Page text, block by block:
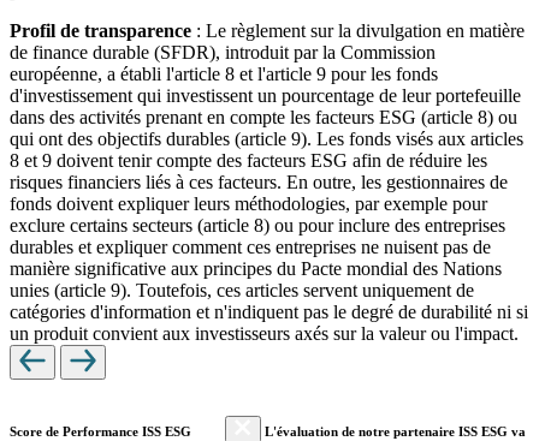
Profil de transparence : Le règlement sur la divulgation en matière
de finance durable (SFDR), introduit par la Commission
européenne, a établi l'article 8 et l'article 9 pour les fonds
d'investissement qui investissent un pourcentage de leur portefeuille
dans des activités prenant en compte les facteurs ESG (article 8) ou
qui ont des objectifs durables (article 9). Les fonds visés aux articles
8 et 9 doivent tenir compte des facteurs ESG afin de réduire les
risques financiers liés à ces facteurs. En outre, les gestionnaires de
fonds doivent expliquer leurs méthodologies, par exemple pour
exclure certains secteurs (article 8) ou pour inclure des entreprises
durables et expliquer comment ces entreprises ne nuisent pas de
manière significative aux principes du Pacte mondial des Nations
unies (article 9). Toutefois, ces articles servent uniquement de
catégories d'information et n'indiquent pas le degré de durabilité ni si
un produit convient aux investisseurs axés sur la valeur ou l'impact.
Score de Performance ISS ESG
L'évaluation de notre partenaire ISS ESG va